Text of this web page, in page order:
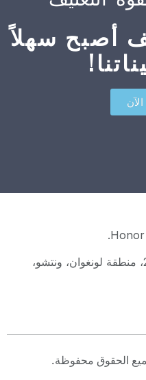
أصبح سهلاً
Honor
المبنى 17، رقم 16، طريق بينهاي 2، منطقة لونغوان، ونتشو،